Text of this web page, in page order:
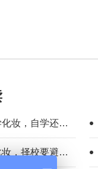
妆，自学还是
人分享择校心
，择校要避开